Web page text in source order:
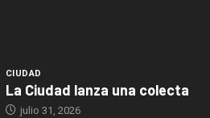
CIUDAD
La Ciudad lanza una colecta
julio 31, 2026